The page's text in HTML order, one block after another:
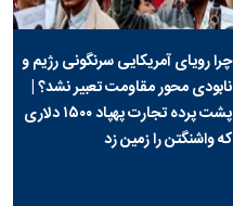
چرا رویای آمریکایی سرنگونی رژیم و
نابودی محور مقاومت تعبیر نشد؟ |
پشت پرده تجارت پهپاد‌ ۱۵۰۰ دلاری
که واشنگتن را زمین زد